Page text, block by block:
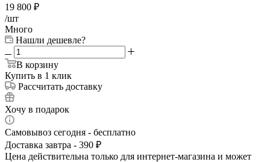
19 800 ₽
/шт
Много
Нашли дешевле?
В корзину
Купить в 1 клик
Рассчитать доставку
Хочу в подарок
Самовывоз сегодня - бесплатно
Доставка завтра - 390 ₽
Цена действительна только для интернет-магазина и может